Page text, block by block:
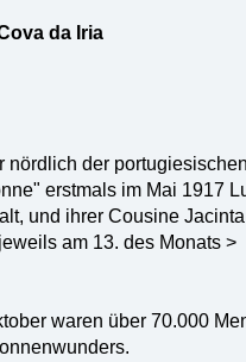
da Iria
der
erstmals im Mai 1917
und ihrer Cousine
am 13. des Monats >
waren über 70.000